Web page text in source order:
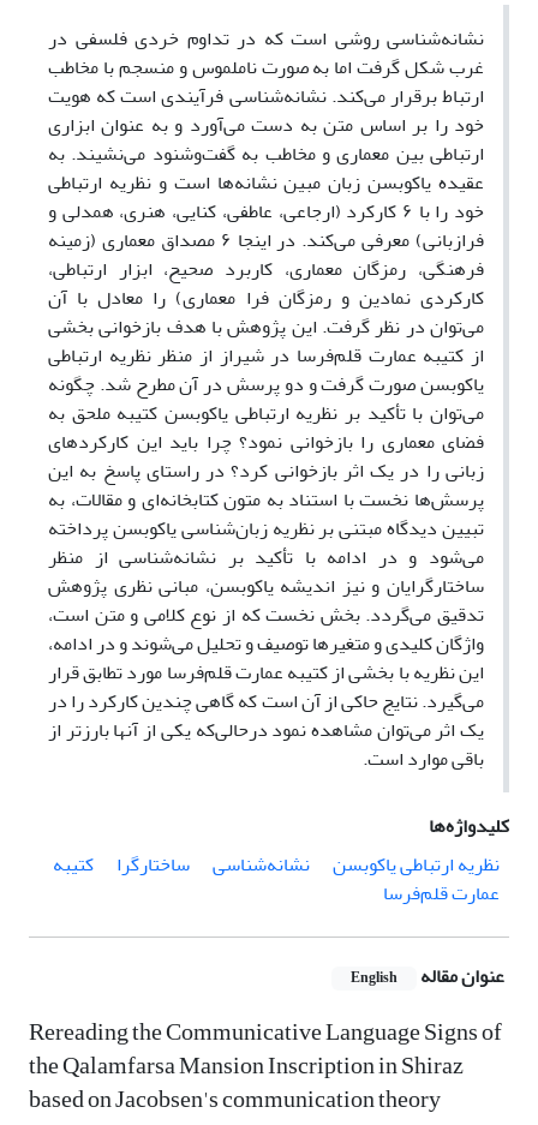
نشانه‌شناسی روشی است که در تداوم خردی فلسفی در
غرب شکل گرفت اما به ‌صورت ناملموس و منسجم با مخاطب
ارتباط برقرار می‌کند. نشانه‌شناسی فرآیندی است که هویت
خود را بر اساس متن به دست می‌آورد و به‌ عنوان ابزاری
ارتباطی بین معماری و مخاطب به گفت‌وشنود می‌نشیند. به
عقیده‌ یاکوبسن زبان مبین نشانه‌ها است و نظریه‌ ارتباطی
خود را با ۶ کارکرد (ارجاعی، عاطفی، کنایی، هنری، همدلی و
فرازبانی) معرفی می‌کند. در اینجا ۶ مصداق معماری (زمینه‌
فرهنگی، رمزگان معماری، کاربرد صحیح، ابزار ارتباطی،
کارکردی نمادین و رمزگان فرا معماری) را معادل با آن
می‌توان در نظر گرفت. این پژوهش با هدف بازخوانی بخشی
از کتیبه‌ عمارت قلم‌فرسا در شیراز از منظر نظریه‌ ارتباطی
یاکوبسن صورت گرفت و دو پرسش در آن مطرح شد. چگونه
می‌توان با تأکید بر نظریه‎ ارتباطی یاکوبسن کتیبه‌ ملحق به
فضای معماری را بازخوانی نمود؟ چرا باید این کارکردهای
زبانی را در یک اثر بازخوانی کرد؟ در راستای پاسخ به این
پرسش‌ها نخست با استناد به متون کتابخانه‌ای و مقالات، به
تبیین دیدگاه مبتنی بر نظریه‌ زبان‌شناسی یاکوبسن پرداخته
می‌شود و در ادامه با تأکید بر نشانه‌شناسی از منظر
ساختارگرایان و نیز اندیشه‌ یاکوبسن، مبانی نظری پژوهش
تدقیق می‌گردد. بخش نخست که از نوع کلامی و متن است،
واژگان کلیدی و متغیرها توصیف و تحلیل می‌شوند و در ادامه،
این نظریه با بخشی از کتیبه‌ عمارت قلم‌فرسا مورد تطابق قرار
می‌گیرد. نتایج حاکی از آن است که گاهی چندین کارکرد را در
یک اثر می‌توان مشاهده نمود درحالی‌که یکی از آنها بارزتر از
باقی موارد است.
کلیدواژه‌ها
نظریه ارتباطی یاکوبسن
نشانه‌شناسی ساختارگرا
کتیبه
عمارت قلم‌فرسا
عنوان مقاله English
Rereading the Communicative Language Signs of
the Qalamfarsa Mansion Inscription in Shiraz
based on Jacobsen's communication theory